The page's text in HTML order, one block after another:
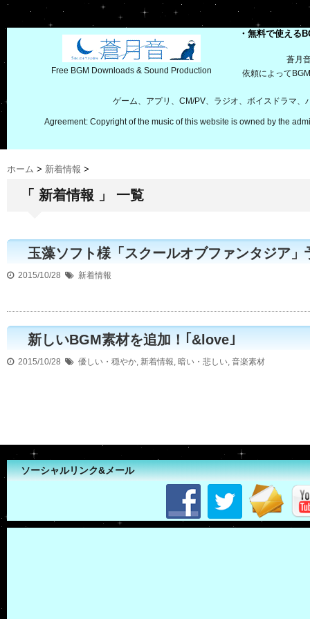
Free BGM Downloads & Sound Production
・無料で使える
蒼月
依頼によって
ゲーム、アプリ、CM/PV、ラジオ、ボイスドラマ
Agreement: Copyright of the music of this website is owned by the
ホーム > 新着情報 >
「 新着情報 」 一覧
玉藻ソフト様「スクールオブファンタジア
2015/10/28 新着情報
新しいBGM素材を追加！｢&love｣
2015/10/28 優しい・穏やか, 新着情報, 暗い・悲しい, 音楽素材
ソーシャルリンク&メール